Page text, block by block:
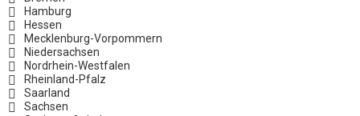
Hamburg
Hessen
Mecklenburg-Vorpommern
Niedersachsen
Nordrhein-Westfalen
Rheinland-Pfalz
Saarland
Sachsen